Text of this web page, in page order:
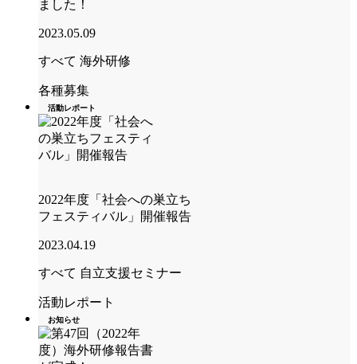
ました！
2023.05.09
すべて 海外研修
各種募集
活動レポート
2022年度「社会への巣立ち
フェスティバル」開催報告
2023.04.19
すべて 自立支援セミナー
活動レポート
お知らせ